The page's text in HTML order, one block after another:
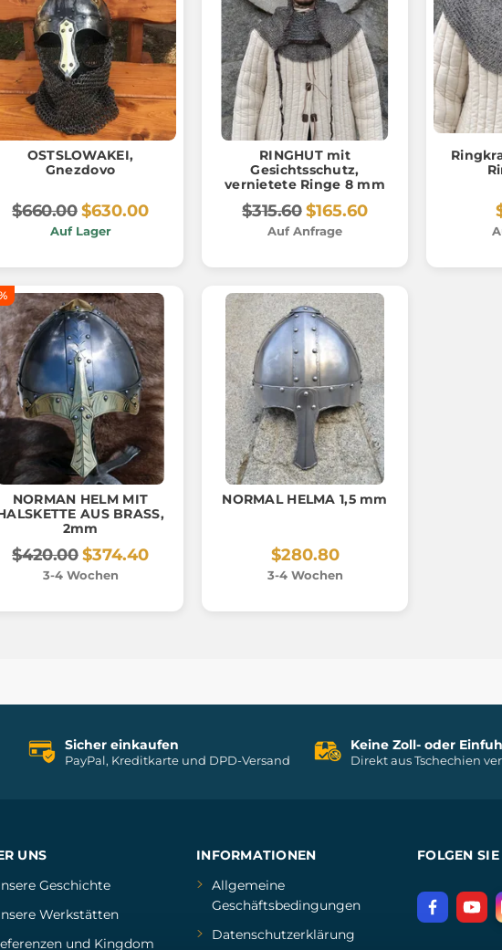
OSTSLOWAKEI,
Gnezdovo
$660.00$630.00
Auf Lager
RINGHUT mit
Gesichtsschutz,
vernietete Ringe 8 mm
$315.60$165.60
Auf Anfrage
NORMAN HELM MIT
AUS BRASS,
2mm
$420.00$374.40
3-4 Wochen
NORMAL HELMA 1,5 mm
$280.80
3-4 Wochen
Sicher einkaufen
PayPal, Kreditkarte und DPD-Versand
Keine Zoll- oder
Direkt aus Tschechien
UNS
Geschichte
Werkstätten
und Kingdom
INFORMATIONEN
Allgemeine
Geschäftsbedingungen
Datenschutzerklärung
FOLGEN